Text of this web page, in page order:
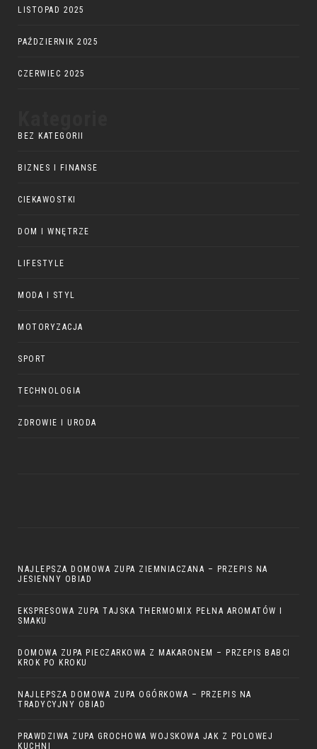
LISTOPAD 2025
PAŹDZIERNIK 2025
CZERWIEC 2025
BEZ KATEGORII
BIZNES I FINANSE
CIEKAWOSTKI
DOM I WNĘTRZE
LIFESTYLE
MODA I STYL
MOTORYZACJA
SPORT
TECHNOLOGIA
ZDROWIE I URODA
NAJLEPSZA DOMOWA ZUPA ZIEMNIACZANA – PRZEPIS NA
JESIENNY OBIAD
EKSPRESOWA ZUPA TAJSKA THERMOMIX PEŁNA AROMATÓW I
SMAKU
DOMOWA ZUPA PIECZARKOWA Z MAKARONEM – PRZEPIS BABCI
KROK PO KROKU
NAJLEPSZA DOMOWA ZUPA OGÓRKOWA – PRZEPIS NA
TRADYCYJNY OBIAD
PRAWDZIWA ZUPA GROCHOWA WOJSKOWA JAK Z POLOWEJ
KUCHNI